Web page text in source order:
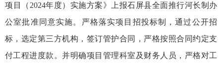
项目（2024年度）实施方案》上报石屏县全面推行河长制办
公室批准同意实施。严格落实项目招投标制，通过公开招
标，选定第三方机构，签订管护合同，严格按照合同约定支
付工程进度款。并明确项目管理科室及财务人员，严格对工